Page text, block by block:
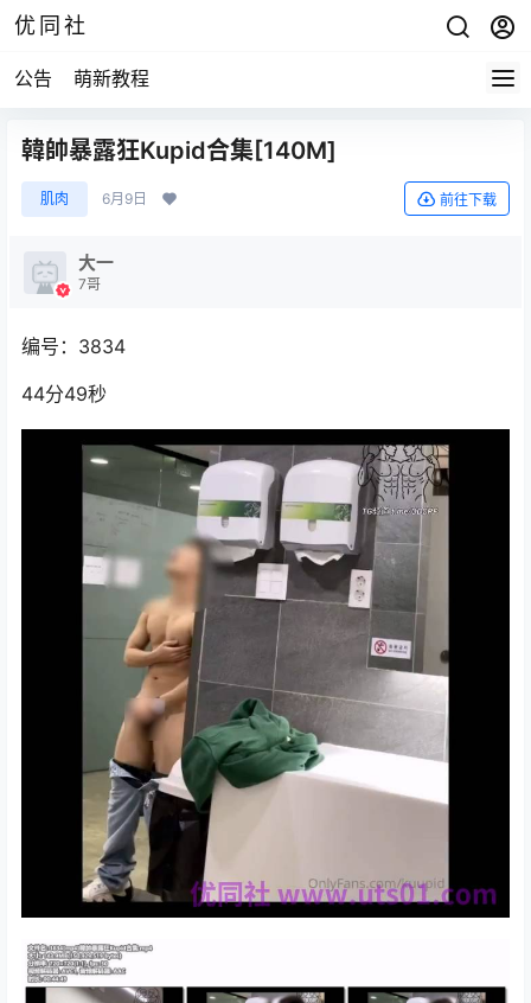
优同社
公告 萌新教程
韓帥暴露狂Kupid合集[140M]
肌肉 6月9日 前往下载
大一
7哥
编号：3834
44分49秒